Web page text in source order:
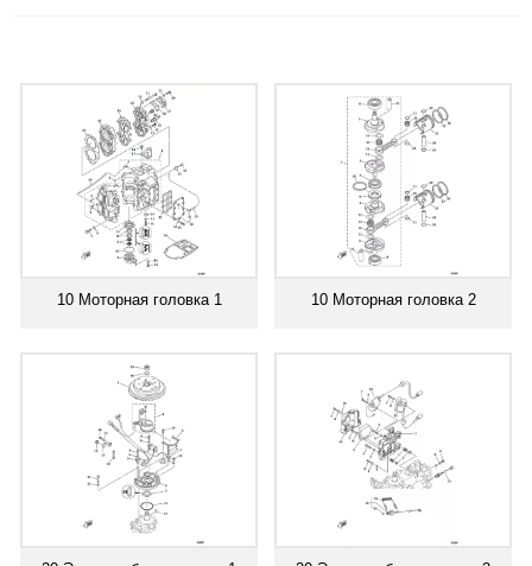
10 Моторная головка 1 10 Моторная головка 2